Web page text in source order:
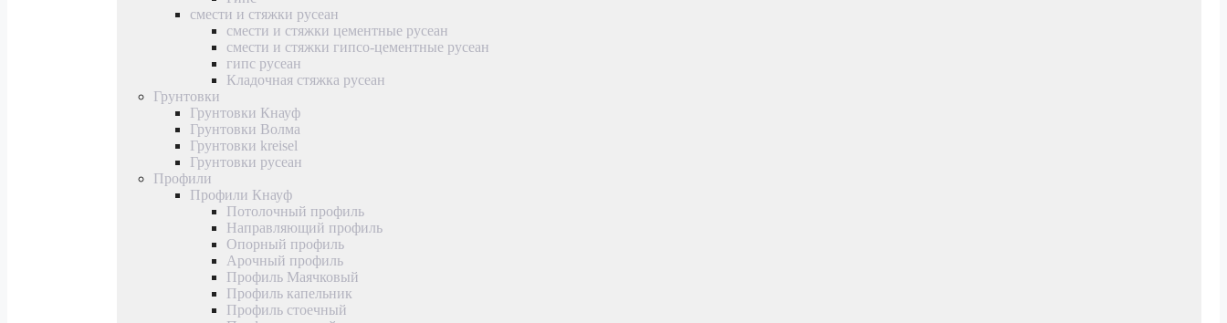
смести и стяжки русеан
смести и стяжки цементные русеан
смести и стяжки гипсо-цементные русеан
гипс русеан
Кладочная стяжка русеан
Грунтовки
Грунтовки Кнауф
Грунтовки Волма
Грунтовки kreisel
Грунтовки русеан
Профили
Профили Кнауф
Потолочный профиль
Направляющий профиль
Опорный профиль
Арочный профиль
Профиль Маячковый
Профиль капельник
Профиль стоечный